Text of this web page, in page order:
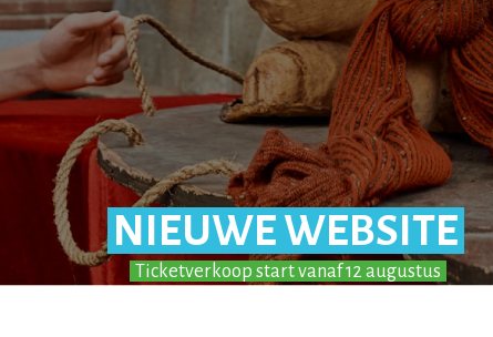
NIEUWE WEBSITE
Ticketverkoop start vanaf 12 augustus